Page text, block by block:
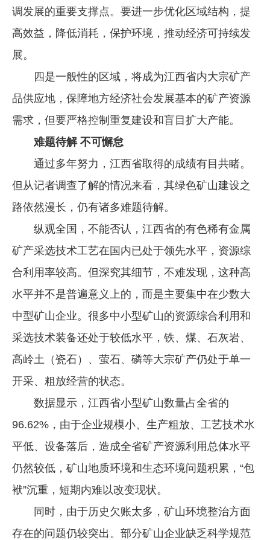
调发展的重要支撑点。要进一步优化区域结构，提
高效益，降低消耗，保护环境，推动经济可持续发
展。
四是一般性的区域，将成为江西省内大宗矿产
品供应地，保障地方经济社会发展基本的矿产资源
需求，但要严格控制重复建设和盲目扩大产能。
难题待解 不可懈怠
通过多年努力，江西省取得的成绩有目共睹。
但从记者调查了解的情况来看，其绿色矿山建设之
路依然漫长，仍有诸多难题待解。
纵观全国，不能否认，江西省的有色稀有金属
矿产采选技术工艺在国内已处于领先水平，资源综
合利用率较高。但深究其细节，不难发现，这种高
水平并不是普遍意义上的，而是主要集中在少数大
中型矿山企业。很多中小型矿山的资源综合利用和
采选技术装备还处于较低水平，铁、煤、石灰岩、
高岭土（瓷石）、萤石、磷等大宗矿产仍处于单一
开采、粗放经营的状态。
数据显示，江西省小型矿山数量占全省的
96.62%，由于企业规模小、生产粗放、工艺技术水
平低、设备落后，造成全省矿产资源利用总体水平
仍然较低，矿山地质环境和生态环境问题积累，“包
袱”沉重，短期内难以改变现状。
同时，由于历史欠账太多，矿山环境整治方面
存在的问题仍较突出。部分矿山企业缺乏科学规范